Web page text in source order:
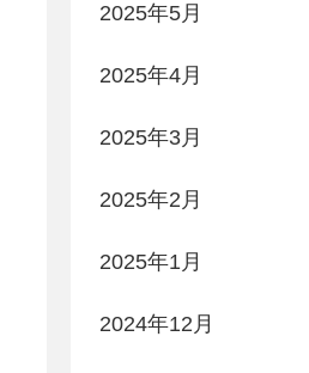
2025年5月
2025年4月
2025年3月
2025年2月
2025年1月
2024年12月